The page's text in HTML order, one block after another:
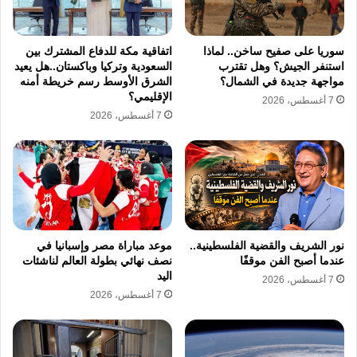
والدولية القادمة بكل ثقة واقتدار.
يمتلك المنتخب المغربي تنوعا تكتيكيا ملحوظا
يمنحه خيارات عديدة في التعامل مع مجريات
المباريات سواء من خلال الصلابة الدفاعية التي
تجمع بين السرعة والقوة البدنية أو من خلال تنوع
الأدوار في خط الوسط لضبط إيقاع اللعب. تمنح
هذه التشكيلة المتوازنة المدير الفني مرونة في
تنفيذ خطط الضغط العالي وبناء الهجمات وتغيير
استراتيجية اللعب وفقا لظروف كل مباراة على
حدة في هذا العرس الكروي العالمي المرتقب.
يتوفر المنتخب المغربي في خط الهجوم على حلول
سوريا على صفيح ساخن.. لماذا
استنفر الجيش؟ وهل تقترب
مواجهة جديدة في الشمال؟
7 أغسطس، 2026
اتفاقية مكة للدفاع المشترك بين
السعودية وتركيا وباكستان..هل يعيد
الشرق الأوسط رسم خريطة أمنه
الإقليمي؟
7 أغسطس، 2026
نور الشريف والقضية الفلسطينية..
عندما أصبح الفن موقفًا
7 أغسطس، 2026
موعد مباراة مصر وإسبانيا في
نصف نهائي بطولة العالم لناشئات
اليد
7 أغسطس، 2026